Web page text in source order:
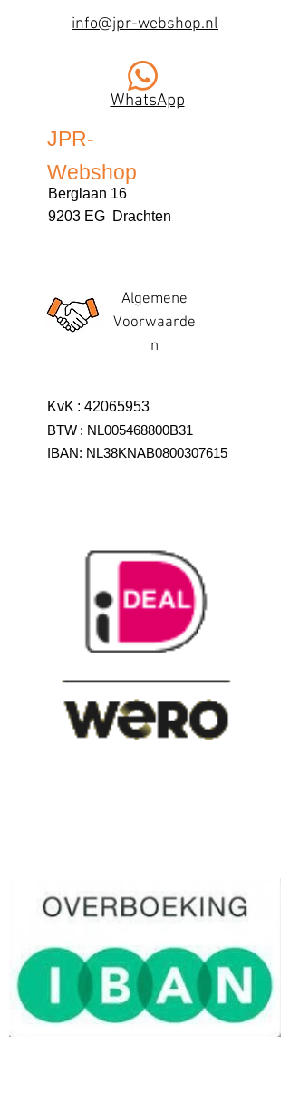
info@jpr-webshop.nl
WhatsApp
JPR-
Webshop
Berglaan 16
9203 EG Drachten
Algemene
Voorwaarde
n
KvK : 42065953
BTW : NL005468800B31
IBAN: NL38KNAB0800307615